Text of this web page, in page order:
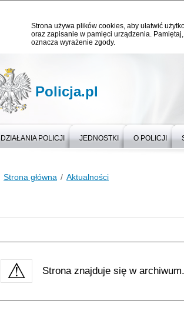
Strona używa plików cookies, aby ułatwić
oraz zapisanie w pamięci urządzenia.
oznacza wyrażenie zgody.
Policja.pl
DZIAŁANIA POLICJI JEDNOSTKI O POLICJI
Strona główna Aktualności
Strona znajduje się w archiwum.